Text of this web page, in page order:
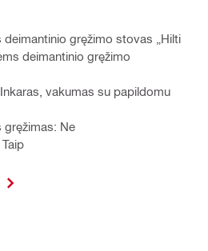
gręžimo stovas „Hilti
deimantinio gręžimo
vakumas su papildomu
gręžimas: Ne